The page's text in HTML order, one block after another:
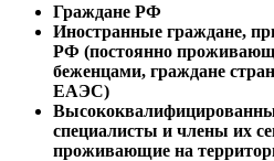
Граждане РФ
Иностранные граждане,
РФ (постоянно
беженцами, граждане
ЕАЭС)
специалисты и члены их
проживающие на